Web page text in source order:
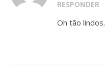
RESPONDER
Oh tão lindos.